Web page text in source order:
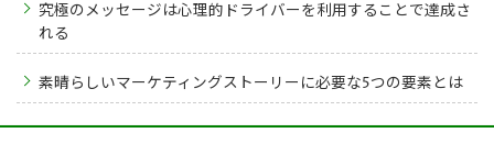
究極のメッセージは心理的ドライバーを利用することで達成さ
れる
素晴らしいマーケティングストーリーに必要な5つの要素とは